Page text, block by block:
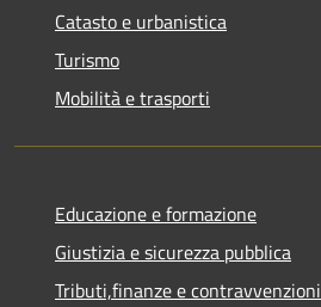
Catasto e urbanistica
Turismo
Mobilità e trasporti
Educazione e formazione
Giustizia e sicurezza pubblica
Tributi,finanze e contravvenzioni